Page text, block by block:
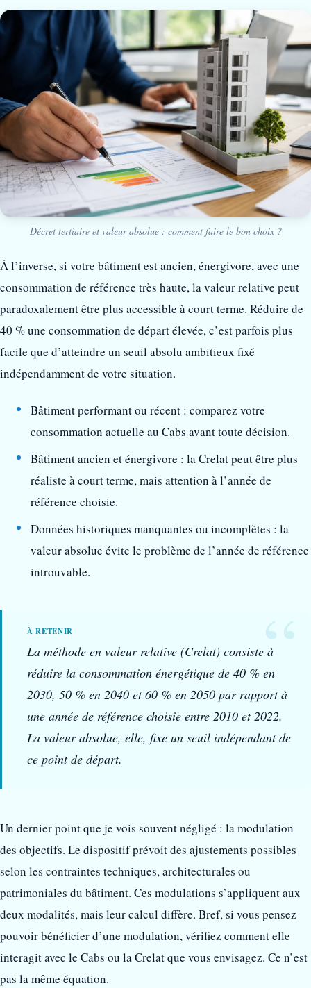
Décret tertiaire et valeur absolue : comment faire le bon choix ?
À l’inverse, si votre bâtiment est ancien, énergivore, avec une
consommation de référence très haute, la valeur relative peut
paradoxalement être plus accessible à court terme. Réduire de
40 % une consommation de départ élevée, c’est parfois plus
facile que d’atteindre un seuil absolu ambitieux fixé
indépendamment de votre situation.
Bâtiment performant ou récent : comparez votre
consommation actuelle au Cabs avant toute décision.
Bâtiment ancien et énergivore : la Crelat peut être plus
réaliste à court terme, mais attention à l’année de
référence choisie.
Données historiques manquantes ou incomplètes : la
valeur absolue évite le problème de l’année de référence
introuvable.
La méthode en valeur relative (Crelat) consiste à
réduire la consommation énergétique de 40 % en
2030, 50 % en 2040 et 60 % en 2050 par rapport à
une année de référence choisie entre 2010 et 2022.
La valeur absolue, elle, fixe un seuil indépendant de
ce point de départ.
Un dernier point que je vois souvent négligé : la modulation
des objectifs. Le dispositif prévoit des ajustements possibles
selon les contraintes techniques, architecturales ou
patrimoniales du bâtiment. Ces modulations s’appliquent aux
deux modalités, mais leur calcul diffère. Bref, si vous pensez
pouvoir bénéficier d’une modulation, vérifiez comment elle
interagit avec le Cabs ou la Crelat que vous envisagez. Ce n’est
pas la même équation.